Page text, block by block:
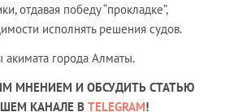
отдавая победу “прокладке”,
исполнять решения судов.
акимата города Алматы.
МНЕНИЕМ И ОБСУДИТЬ СТАТЬЮ
КАНАЛЕ В TELEGRAM!